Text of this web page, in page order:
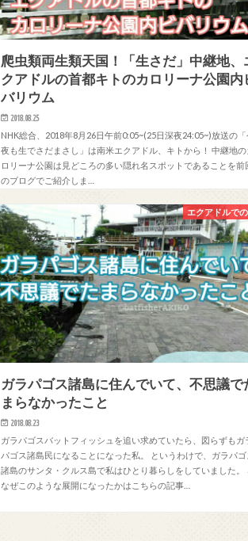
爬虫類両生類天国！「生さだ」中継地、
クアドルの首都キトのカロリーナ公園内
バリウム
2018.08.25
NHK総合、2018年8月26日午前0:05~(25日深夜24:05~)放送の
夜も生でさだまさし」は南米エクアドル、キトから！ 中継地
ロリーナ公園は見どころの多い隠れ名スポットであることを前
のブログでご紹介しま…
エクアドルで
ガラパゴス諸島に住んでいて、不思議で
まらなかったこと
2018.08.23
ガラパゴスバットフィッシュを追い求めていたら、図らずもガ
パゴス諸島民になることになった私。 というわけで、ガラパ
諸島のサンタ・クルス島で私はひとり暮らしをしていました。
なぜこのような展開になったかはこちらの記事…